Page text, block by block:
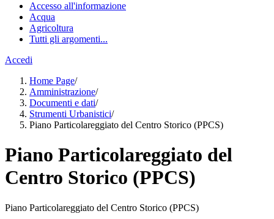
Accesso all'informazione
Acqua
Agricoltura
Tutti gli argomenti...
Accedi
Home Page/
Amministrazione/
Documenti e dati/
Strumenti Urbanistici/
Piano Particolareggiato del Centro Storico (PPCS)
Piano Particolareggiato del
Centro Storico (PPCS)
Piano Particolareggiato del Centro Storico (PPCS)